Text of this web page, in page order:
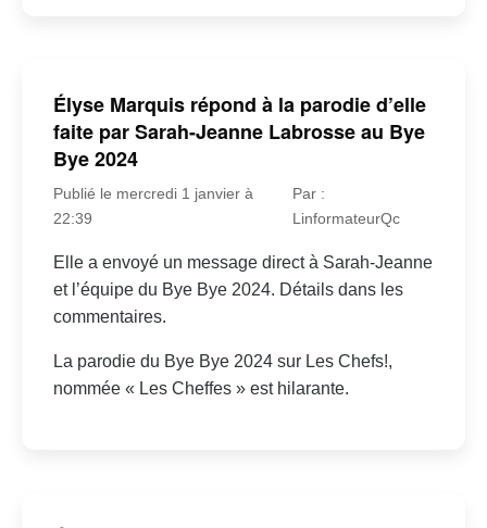
Élyse Marquis répond à la parodie d’elle
faite par Sarah-Jeanne Labrosse au Bye
Bye 2024
Publié le mercredi 1 janvier à
22:39
Par :
LinformateurQc
Elle a envoyé un message direct à Sarah-Jeanne
et l’équipe du Bye Bye 2024. Détails dans les
commentaires.
La parodie du Bye Bye 2024 sur Les Chefs!,
nommée « Les Cheffes » est hilarante.